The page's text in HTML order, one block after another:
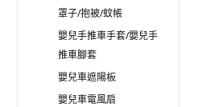
罩子/抱被/蚊帳
嬰兒手推車手套/嬰兒手
推車腳套
嬰兒車遮陽板
嬰兒車電風扇